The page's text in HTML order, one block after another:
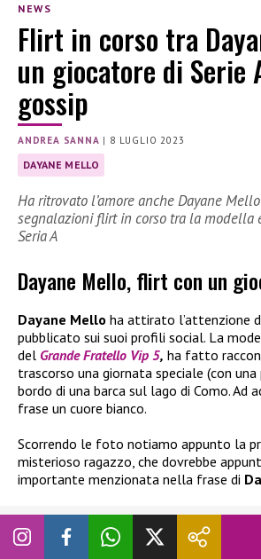
NEWS
Flirt in corso tra
un giocatore di Serie
gossip
ANDREA SANNA | 8 LUGLIO 2023
DAYANE MELLO
Ha ritrovato l’amore anche Dayane
segnalazioni flirt in corso tra la modella
Seria A
Dayane Mello, flirt con un
Dayane Mello ha attirato l’attenzione
pubblicato sui suoi profili social. La
del Grande Fratello Vip 5, ha fatto
trascorso una giornata speciale (con una
bordo di una barca sul lago di Como. Ad
frase un cuore bianco.
Scorrendo le foto notiamo appunto la
misterioso ragazzo, che dovrebbe
importante menzionata nella frase di